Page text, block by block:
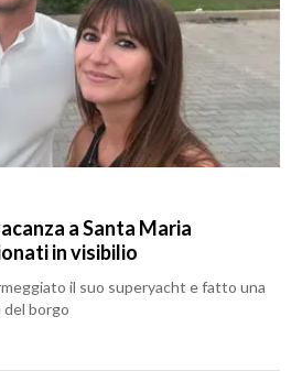
a Santa Maria
in visibilio
il suo superyacht e fatto una
borgo